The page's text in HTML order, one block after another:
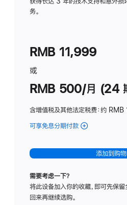
务。
RMB 11,999
或
RMB 500/月 (24
含增值税及其他法定税费：约
可享免息分期付款 (Studio
-
标
璃
添加到购
需要考虑一下？
将此设备加入你的收藏，即可先保
回来再继续选购。